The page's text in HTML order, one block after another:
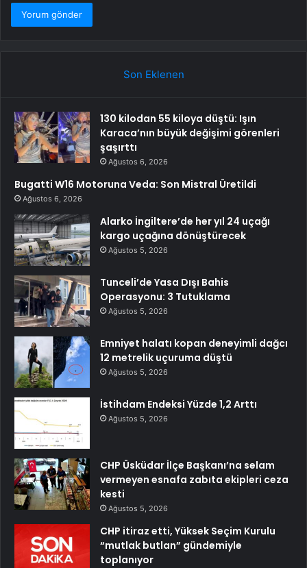
Son Eklenen
130 kilodan 55 kiloya düştü: Işın
Karaca’nın büyük değişimi görenleri
şaşırttı
Ağustos 6, 2026
Bugatti W16 Motoruna Veda: Son Mistral Üretildi
Ağustos 6, 2026
Alarko İngiltere’de her yıl 24 uçağı
kargo uçağına dönüştürecek
Ağustos 5, 2026
Tunceli’de Yasa Dışı Bahis
Operasyonu: 3 Tutuklama
Ağustos 5, 2026
Emniyet halatı kopan deneyimli dağcı
12 metrelik uçuruma düştü
Ağustos 5, 2026
İstihdam Endeksi Yüzde 1,2 Arttı
Ağustos 5, 2026
CHP Üsküdar İlçe Başkanı’na selam
vermeyen esnafa zabıta ekipleri ceza
kesti
Ağustos 5, 2026
CHP itiraz etti, Yüksek Seçim Kurulu
“mutlak butlan” gündemiyle
toplanıyor